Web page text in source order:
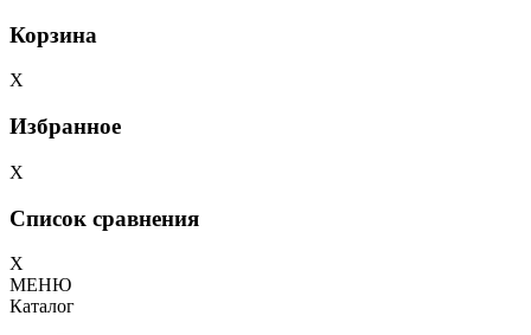
Корзина
X
Избранное
X
Список сравнения
X
МЕНЮ
Каталог